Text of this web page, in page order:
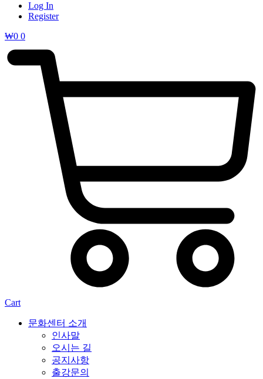
Log In
Register
₩0 0
Cart
문화센터 소개
인사말
오시는 길
공지사항
출강문의